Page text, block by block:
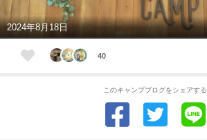
2024年8月18日
40
このキャンプブログをシェアする